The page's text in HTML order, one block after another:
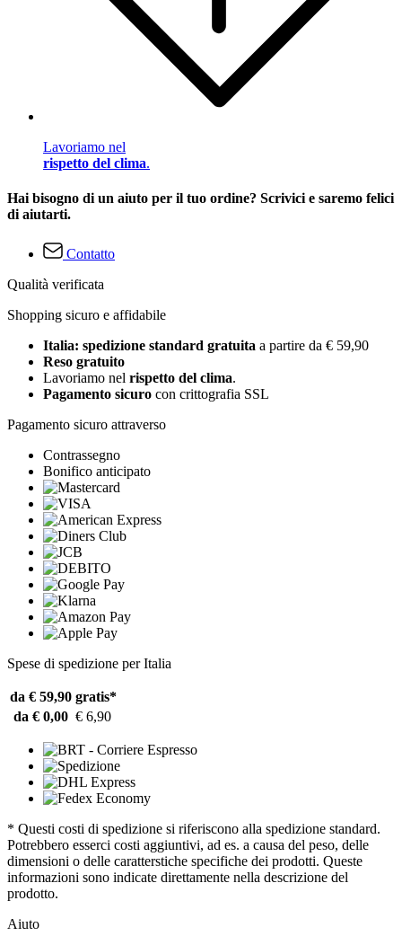
Lavoriamo nel
rispetto del clima.
Hai bisogno di un aiuto per il tuo ordine? Scrivici e saremo felici
di aiutarti.
Contatto
Qualità verificata
Shopping sicuro e affidabile
Italia: spedizione standard gratuita a partire da € 59,90
Reso gratuito
Lavoriamo nel rispetto del clima.
Pagamento sicuro con crittografia SSL
Pagamento sicuro attraverso
Contrassegno
Bonifico anticipato
Spese di spedizione per Italia
da € 59,90 gratis*
da € 0,00 € 6,90
* Questi costi di spedizione si riferiscono alla spedizione standard.
Potrebbero esserci costi aggiuntivi, ad es. a causa del peso, delle
dimensioni o delle caratterstiche specifiche dei prodotti. Queste
informazioni sono indicate direttamente nella descrizione del
prodotto.
Aiuto